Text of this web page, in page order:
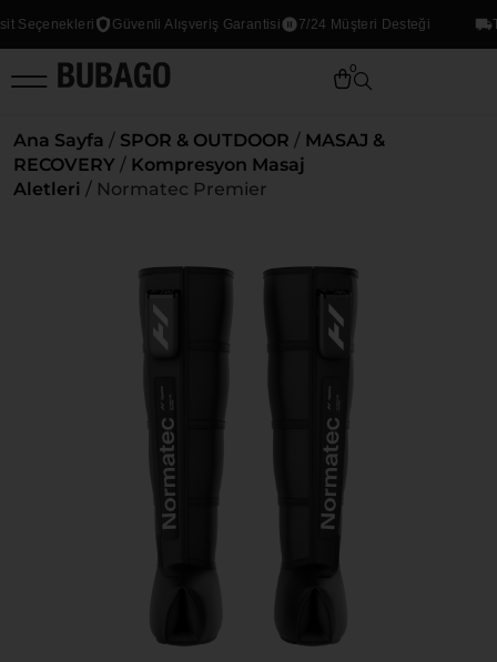
Güvenli Alışveriş Garantisi 7/24 Müşteri Desteği
0
Ana Sayfa / SPOR & OUTDOOR / MASAJ &
RECOVERY / Kompresyon Masaj
Aletleri / Normatec Premier